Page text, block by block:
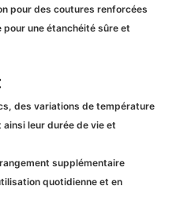
pour des coutures renforcées
une étanchéité sûre et
des variations de température
leur durée de vie et
supplémentaire
quotidienne et en